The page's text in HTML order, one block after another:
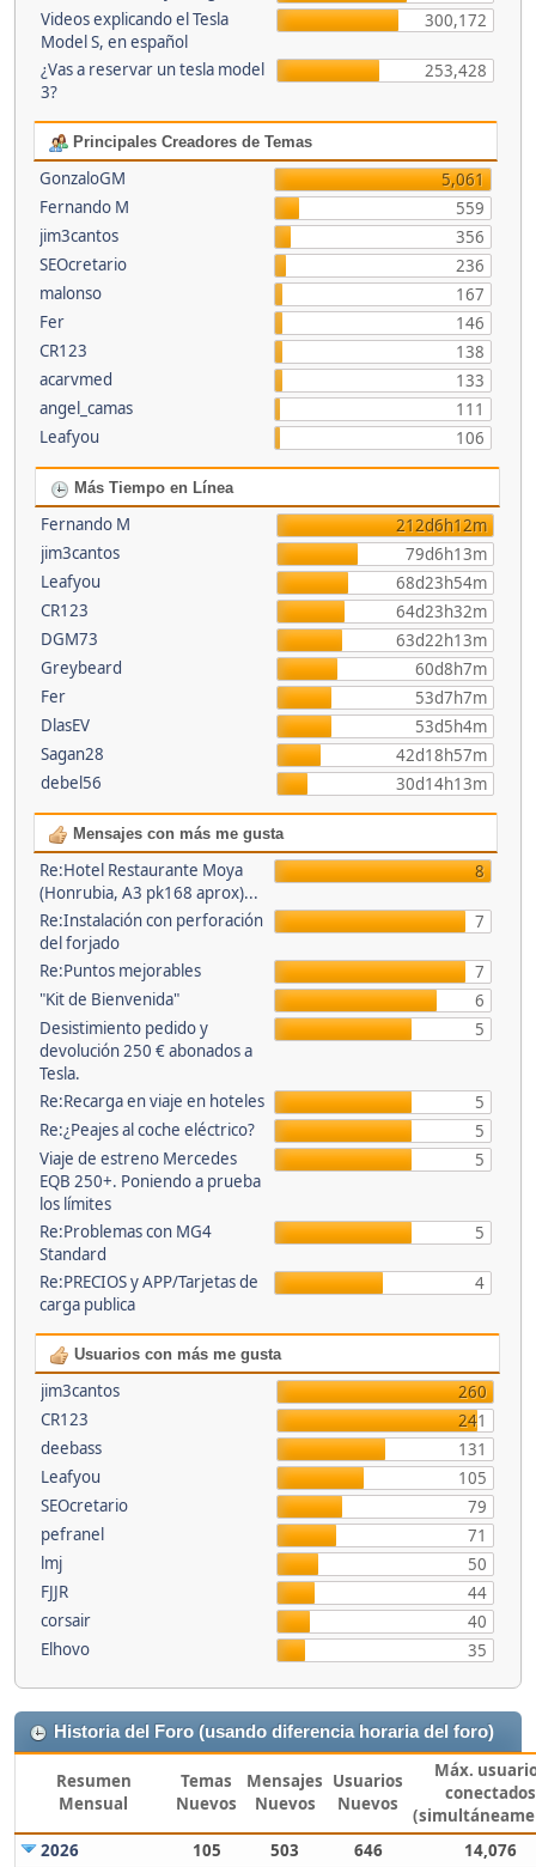
Videos explicando el Tesla
Model S, en español
300,172
¿Vas a reservar un tesla model
3?
253,428
Principales Creadores de Temas
GonzaloGM
5,061
Fernando M
559
jim3cantos
356
SEOcretario
236
malonso
167
Fer
146
CR123
138
acarvmed
133
angel_camas
111
Leafyou
106
Más Tiempo en Línea
Fernando M
212d6h12m
jim3cantos
79d6h13m
Leafyou
68d23h54m
CR123
64d23h32m
DGM73
63d22h13m
Greybeard
60d8h7m
Fer
53d7h7m
DlasEV
53d5h4m
Sagan28
42d18h57m
debel56
30d14h13m
Mensajes con más me gusta
Re:Hotel Restaurante Moya
(Honrubia, A3 pk168 aprox)...
8
Re:Instalación con perforación
del forjado
7
Re:Puntos mejorables
7
"Kit de Bienvenida"
6
Desistimiento pedido y
devolución 250 € abonados a
Tesla.
5
Re:Recarga en viaje en hoteles
5
Re:¿Peajes al coche eléctrico?
5
Viaje de estreno Mercedes
EQB 250+. Poniendo a prueba
los límites
5
Re:Problemas con MG4
Standard
5
Re:PRECIOS y APP/Tarjetas de
carga publica
4
Usuarios con más me gusta
jim3cantos
260
CR123
241
deebass
131
Leafyou
105
SEOcretario
79
pefranel
71
lmj
50
FJJR
44
corsair
40
Elhovo
35
Historia del Foro (usando diferencia horaria del foro)
Resumen
Mensual
Temas
Nuevos
Mensajes
Nuevos
Usuarios
Nuevos
Máx.
conectados
2026
105 503 646
14,076